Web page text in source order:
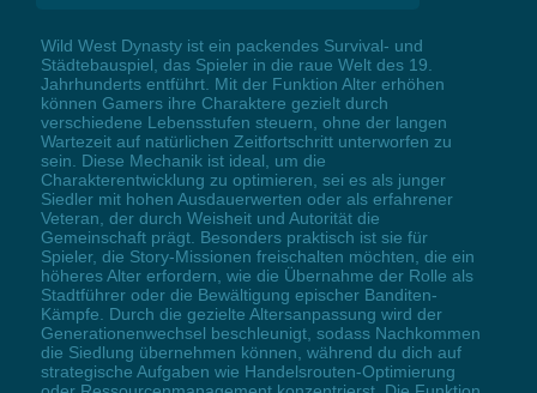
Wild West Dynasty ist ein packendes Survival- und
Städtebauspiel, das Spieler in die raue Welt des 19.
Jahrhunderts entführt. Mit der Funktion Alter erhöhen
können Gamers ihre Charaktere gezielt durch
verschiedene Lebensstufen steuern, ohne der langen
Wartezeit auf natürlichen Zeitfortschritt unterworfen zu
sein. Diese Mechanik ist ideal, um die
Charakterentwicklung zu optimieren, sei es als junger
Siedler mit hohen Ausdauerwerten oder als erfahrener
Veteran, der durch Weisheit und Autorität die
Gemeinschaft prägt. Besonders praktisch ist sie für
Spieler, die Story-Missionen freischalten möchten, die ein
höheres Alter erfordern, wie die Übernahme der Rolle als
Stadtführer oder die Bewältigung epischer Banditen-
Kämpfe. Durch die gezielte Altersanpassung wird der
Generationenwechsel beschleunigt, sodass Nachkommen
die Siedlung übernehmen können, während du dich auf
strategische Aufgaben wie Handelsrouten-Optimierung